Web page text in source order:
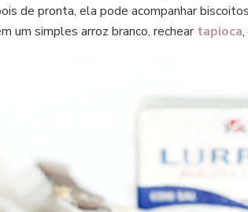
de pronta, ela pode acompanhar
um simples arroz branco, recheartapioca